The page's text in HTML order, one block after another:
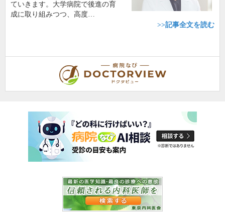
ていきます。大学病院で後進の育
成に取り組みつつ、高度…
>>記事全文を読む